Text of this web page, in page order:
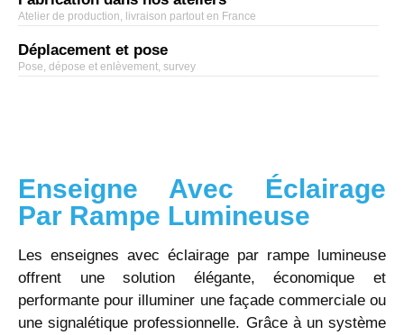
Atelier de production, livraison partout en France
Déplacement et pose
Pose, dépose et enlèvement, survey
Enseigne Avec Éclairage
Par Rampe Lumineuse
Les enseignes avec éclairage par rampe lumineuse
offrent une solution élégante, économique et
performante pour illuminer une façade commerciale ou
une signalétique professionnelle. Grâce à un système